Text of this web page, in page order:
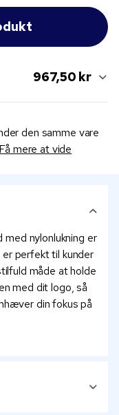
967,50 kr
den samme vare
Få mere at vide
nylonlukning er
perfekt til kunder
måde at holde
med dit logo, så
din fokus på